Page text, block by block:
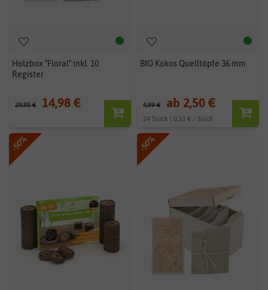
Holzbox "Floral" inkl. 10
Register
29,95 € 14,98 €
BIO Kokos Quelltöpfe 36 mm
4,99 € ab 2,50 €
24 Stück | 0,10 € / Stück
-50% -50%